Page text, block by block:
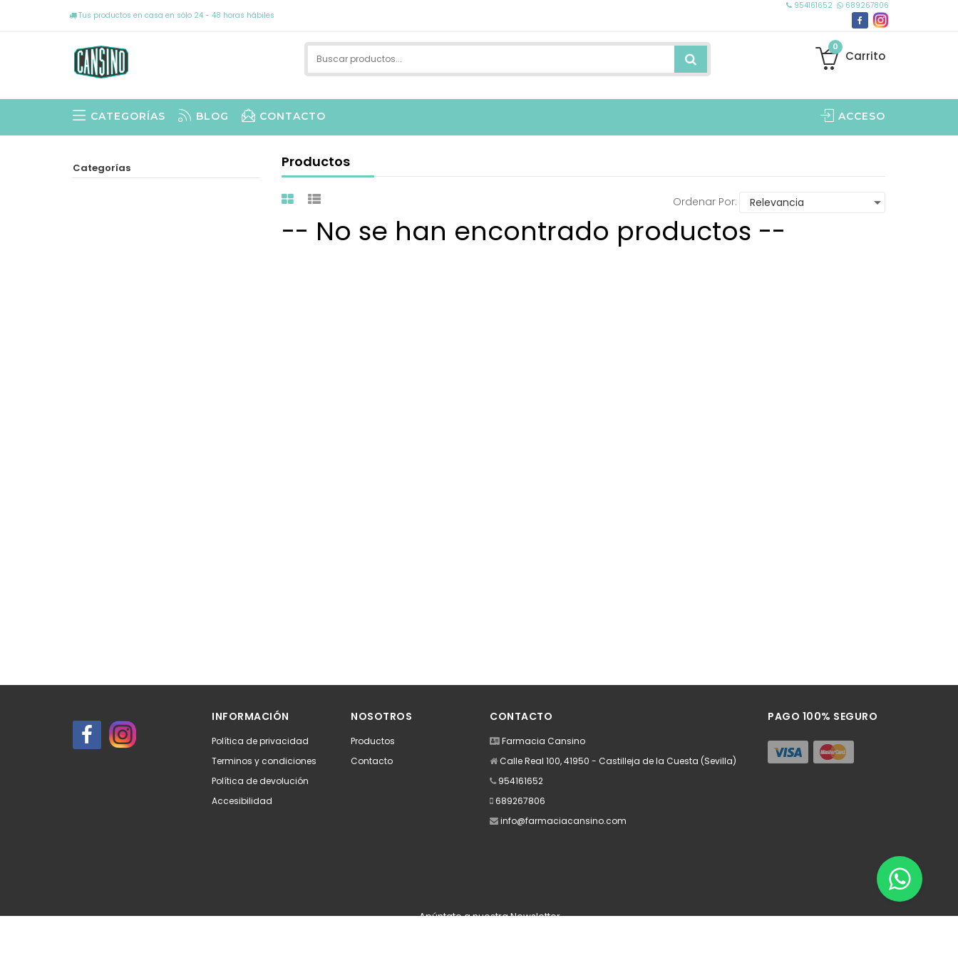
Tus productos en casa en sólo 24 - 48 horas hábiles
954161652 689267806
0
Carrito
CATEGORÍAS BLOG CONTACTO ACCESO
Productos
Ordenar Por:
-- No se han encontrado productos --
Categorías
INFORMACIÓN
Política de privacidad
Terminos y condiciones
Política de devolución
Accesibilidad
NOSOTROS
Productos
Contacto
CONTACTO
Farmacia Cansino
Calle Real 100, 41950 - Castilleja de la Cuesta (Sevilla)
954161652
689267806
info@farmaciacansino.com
PAGO 100% SEGURO
Apúntate a nuestra Newsletter